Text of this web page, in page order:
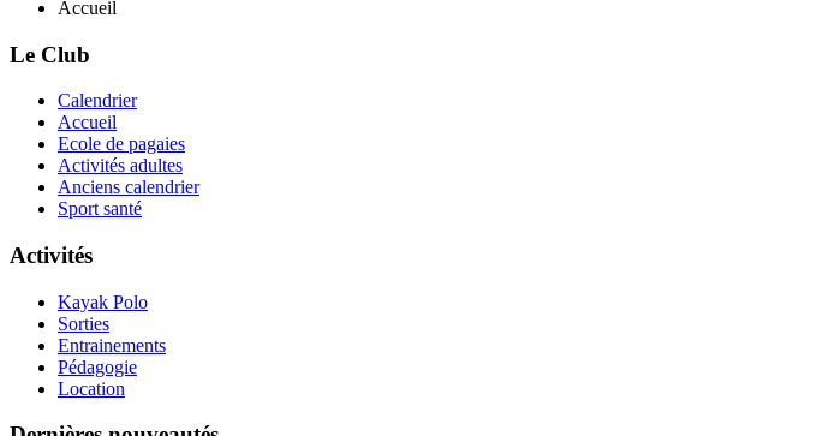
Accueil
Le Club
Calendrier
Accueil
Ecole de pagaies
Activités adultes
Anciens calendrier
Sport santé
Activités
Kayak Polo
Sorties
Entrainements
Pédagogie
Location